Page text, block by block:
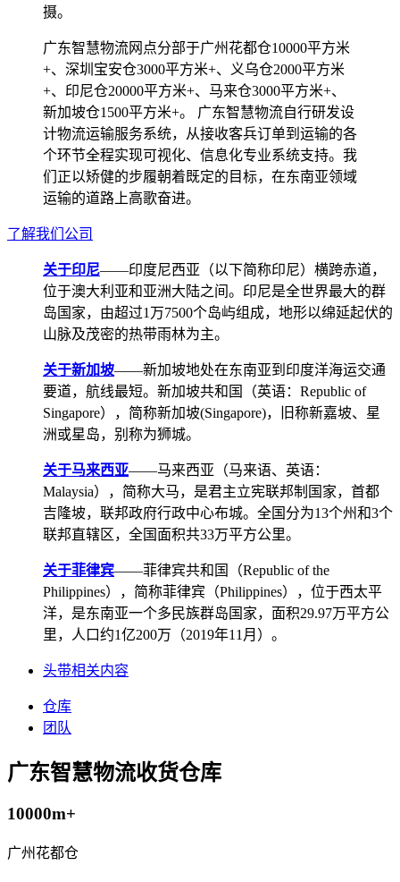
摄。
广东智慧物流网点分部于广州花都仓10000平方米
+、深圳宝安仓3000平方米+、义乌仓2000平方米
+、印尼仓20000平方米+、马来仓3000平方米+、
新加坡仓1500平方米+。 广东智慧物流自行研发设
计物流运输服务系统，从接收客兵订单到运输的各
个环节全程实现可视化、信息化专业系统支持。我
们正以矫健的步履朝着既定的目标，在东南亚领域
运输的道路上高歌奋进。
了解我们公司
关于印尼——印度尼西亚（以下简称印尼）横跨赤道，
位于澳大利亚和亚洲大陆之间。印尼是全世界最大的群
岛国家，由超过1万7500个岛屿组成，地形以绵延起伏的
山脉及茂密的热带雨林为主。
关于新加坡——新加坡地处在东南亚到印度洋海运交通
要道，航线最短。新加坡共和国（英语：Republic of
Singapore），简称新加坡(Singapore)，旧称新嘉坡、星
洲或星岛，别称为狮城。
关于马来西亚——马来西亚（马来语、英语：
Malaysia），简称大马，是君主立宪联邦制国家，首都
吉隆坡，联邦政府行政中心布城。全国分为13个州和3个
联邦直辖区，全国面积共33万平方公里。
关于菲律宾——菲律宾共和国（Republic of the
Philippines），简称菲律宾（Philippines），位于西太平
洋，是东南亚一个多民族群岛国家，面积29.97万平方公
里，人口约1亿200万（2019年11月）。
头带相关内容
仓库
团队
广东智慧物流收货仓库
10000m+
广州花都仓